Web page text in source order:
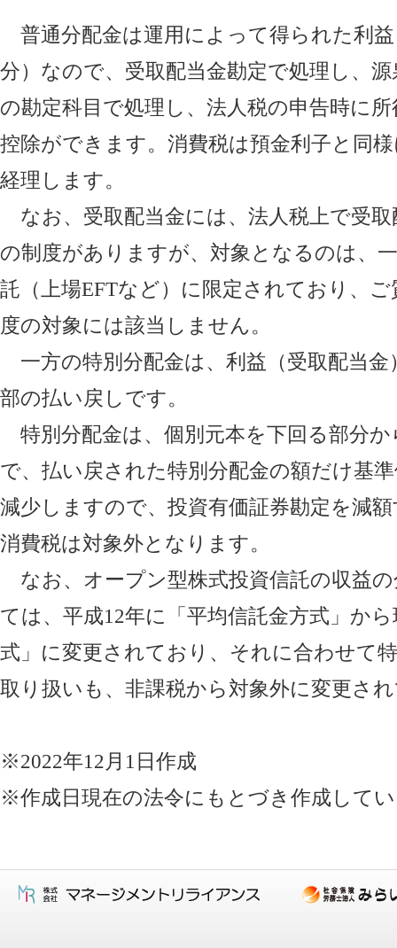
普通分配金は運用によって得られた利
分）なので、受取配当金勘定で処理し、
の勘定科目で処理し、法人税の申告時に
控除ができます。消費税は預金利子と同
経理します。
なお、受取配当金には、法人税上で受取
の制度がありますが、対象となるのは、
託（上場EFTなど）に限定されており、
度の対象には該当しません。
一方の特別分配金は、利益（受取配当金
部の払い戻しです。
特別分配金は、個別元本を下回る部分
で、払い戻された特別分配金の額だけ基
減少しますので、投資有価証券勘定を減
消費税は対象外となります。
なお、オープン型株式投資信託の収益
ては、平成12年に「平均信託金方式」か
式」に変更されており、それに合わせて
取り扱いも、非課税から対象外に変更さ
※2022年12月1日作成
※作成日現在の法令にもとづき作成して